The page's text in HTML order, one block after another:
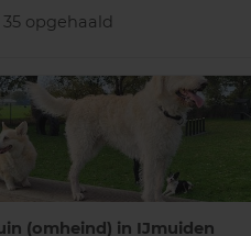
opgehaald
(omheind) in IJmuiden